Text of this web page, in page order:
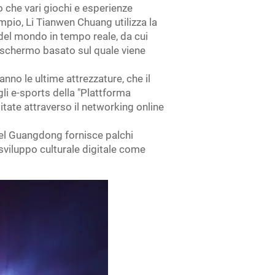
vari giochi e esperienze
Li Tianwen Chuang utilizza la
mondo in tempo reale, da cui
basato sul quale viene
le ultime attrezzature, che il
e-sports della "Plattforma
attraverso il networking online
Guangdong fornisce palchi
culturale digitale come